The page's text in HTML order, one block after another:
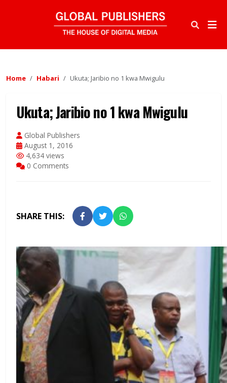
Home Habari Ukuta; Jaribio no 1 kwa Mwigulu
Ukuta; Jaribio no 1 kwa Mwigulu
Global Publishers
August 1, 2016
4,634 views
0 Comments
SHARE THIS: